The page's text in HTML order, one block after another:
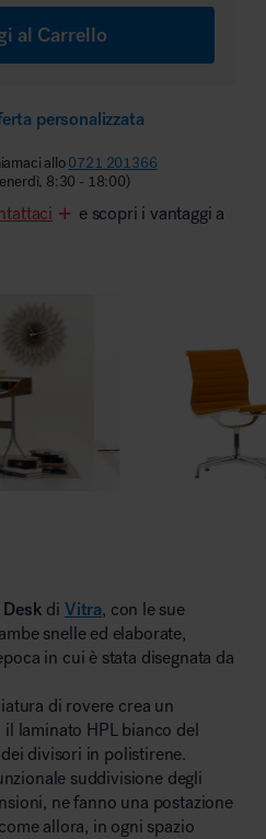
al Carrello
personalizzata
allo0721 201366
8:30 - 18:00)
e scopri i vantaggi a
di Vitra, con le sue
snelle ed elaborate,
in cui è stata disegnata da
di rovere crea un
laminato HPL bianco del
divisori in polistirene.
suddivisione degli
ne fanno una postazione
allora, in ogni spazio